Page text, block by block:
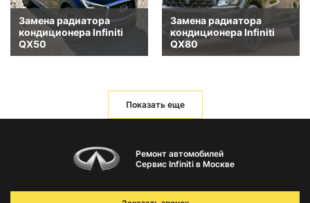
Замена радиатора
кондиционера Infiniti
QX50
Замена радиатора
кондиционера Infiniti
QX80
Показать еще
Ремонт автомобилей
Сервис Infiniti в Москве